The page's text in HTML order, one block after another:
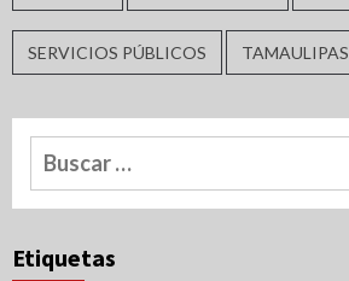
SERVICIOS PÚBLICOS TAMAULIPAS
Buscar:
Etiquetas